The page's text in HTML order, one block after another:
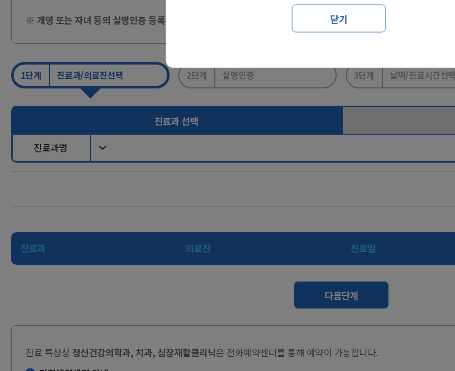
닫기
※ 개명 또는 자녀 등의 실명인증 등록은 에서 진행하세요.
1단계 진료과/의료진선택 2단계 실명인증 3단계 날짜/진료시간선
진료과 선택
진료과명
진료과 의료진 진료일
다음단계
진료 특성상 정신건강의학과, 치과, 심장재활클리닉은 전화예약센터를 통해 예약이 가능합니다.